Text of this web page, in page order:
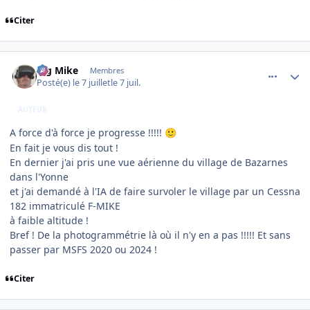
Citer
Big Mike Membres
Posté(e) le 7 juilletle 7 juil.
AUTEUR
A force d'à force je progresse !!!!! 🙂
En fait je vous dis tout !
En dernier j'ai pris une vue aérienne du village de Bazarnes
dans l'Yonne
et j'ai demandé à l'IA de faire survoler le village par un Cessna
182 immatriculé F-MIKE
à faible altitude !
Bref ! De la photogrammétrie là où il n'y en a pas !!!!! Et sans
passer par MSFS 2020 ou 2024 !
Citer